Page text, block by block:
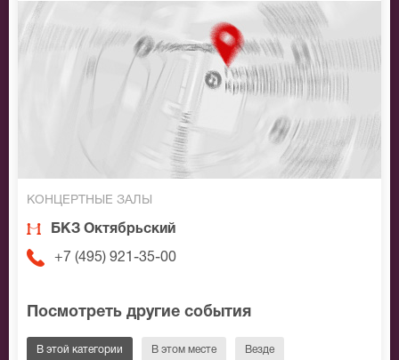
КОНЦЕРТНЫЕ ЗАЛЫ
БКЗ Октябрьский
+7 (495) 921-35-00
Посмотреть другие события
В этой категории В этом месте Везде